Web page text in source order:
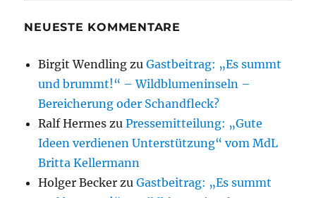
NEUESTE KOMMENTARE
Birgit Wendling zuGastbeitrag: „Es summt
und brummt!“ – Wildblumeninseln –
Bereicherung oder Schandfleck?
Ralf Hermes zuPressemitteilung: „Gute
Ideen verdienen Unterstützung“ vom MdL
Britta Kellermann
Holger Becker zuGastbeitrag: „Es summt